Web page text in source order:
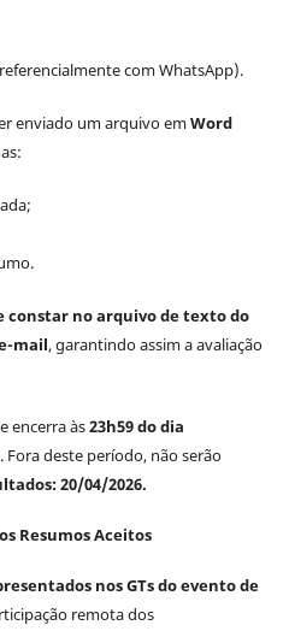
com WhatsApp).
enviado um arquivo emWord
constar no arquivo de texto do
mail, garantindo assim a avaliação
encerra às23h59 do dia
deste período, não serão
20/04/2026.
Resumos Aceitos
nos GTs do evento de
remota dos